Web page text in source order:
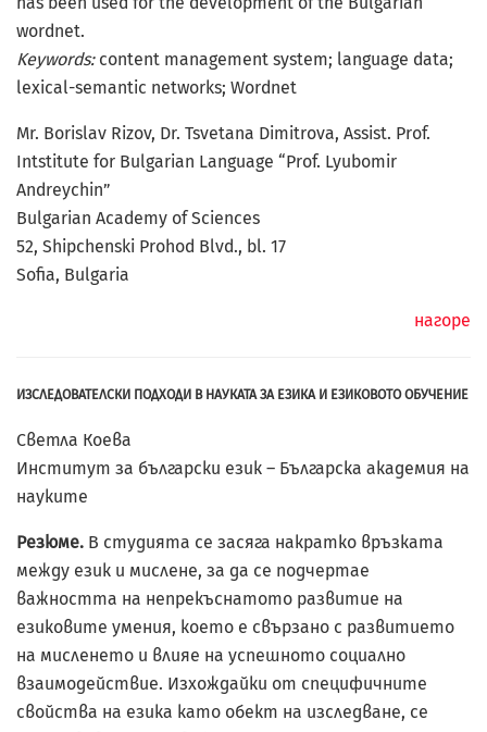
wordnet.
Keywords:content management system; language data;
lexical-semantic networks; Wordnet
Mr. Borislav Rizov, Dr. Tsvetana Dimitrova, Assist. Prof.
Intstitute for Bulgarian Language “Prof. Lyubomir
Andreychin”
Bulgarian Academy of Sciences
52, Shipchenski Prohod Blvd., bl. 17
Soﬁa, Bulgaria
нагоре
ИЗСЛЕДОВАТЕЛСКИ ПОДХОДИ В НАУКАТА ЗА ЕЗИКА И ЕЗИКОВОТО ОБУЧЕНИЕ
Светла Коева
Институт за български език – Българска академия на
науките
Резюме. В студията се засяга накратко връзката
между език и мислене, за да се подчертае
важността на непрекъснатото развитие на
езиковите умения, което е свързано с развитието
на мисленето и влияе на успешното социално
взаимодействие. Изхождайки от специфичните
свойства на езика като обект на изследване, се